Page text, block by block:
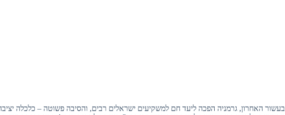
בעשור האחרון, גרמניה הפכה ליעד חם למשקיעים ישראלים רבים, והסיבה פשוטה – כלכלה